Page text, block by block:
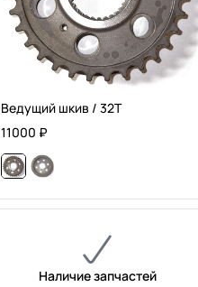
Ведущий шкив / 32T
11000 ₽
Наличие запчастей